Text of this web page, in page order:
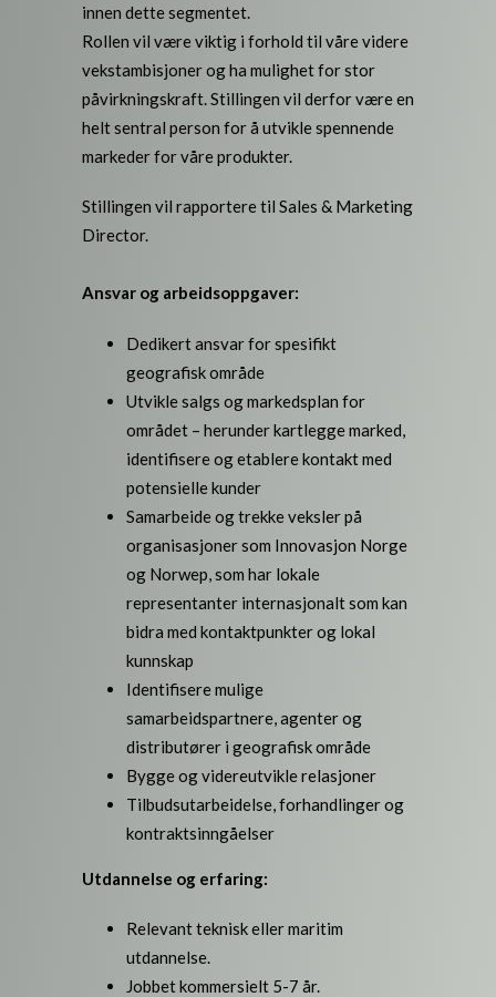
innen dette segmentet.
Rollen vil være viktig i forhold til våre videre
vekstambisjoner og ha mulighet for stor
påvirkningskraft. Stillingen vil derfor være en
helt sentral person for å utvikle spennende
markeder for våre produkter.
Stillingen vil rapportere til Sales & Marketing
Director.
Ansvar og arbeidsoppgaver:
Dedikert ansvar for spesifikt
geografisk område
Utvikle salgs og markedsplan for
området – herunder kartlegge marked,
identifisere og etablere kontakt med
potensielle kunder
Samarbeide og trekke veksler på
organisasjoner som Innovasjon Norge
og Norwep, som har lokale
representanter internasjonalt som kan
bidra med kontaktpunkter og lokal
kunnskap
Identifisere mulige
samarbeidspartnere, agenter og
distributører i geografisk område
Bygge og videreutvikle relasjoner
Tilbudsutarbeidelse, forhandlinger og
kontraktsinngåelser
Utdannelse og erfaring:
Relevant teknisk eller maritim
utdannelse.
Jobbet kommersielt 5-7 år.